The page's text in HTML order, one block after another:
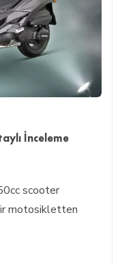
İnceleme
scooter
motosikletten